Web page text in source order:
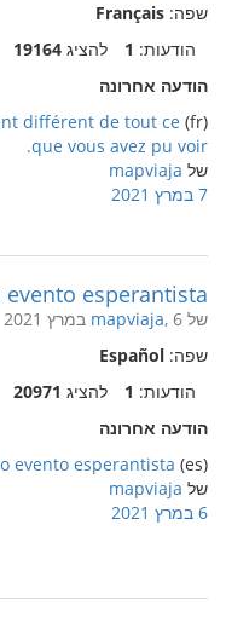
שפה: Français
הודעות: 1 להציג 19164
הודעה אחרונה
(fr)
différent de tout ce
que vous avez pu voir.
של mapviaja
7 במרץ 2021
evento esperantista
של mapviaja, 6 במרץ 2021
שפה: Español
הודעות: 1 להציג 20971
הודעה אחרונה
(es)
evento esperantista
של mapviaja
6 במרץ 2021